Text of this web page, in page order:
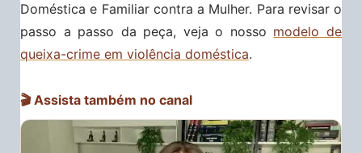
Doméstica e Familiar contra a Mulher. Para revisar o
passo a passo da peça, veja o nosso modelo de
queixa-crime em violência doméstica.
🎬 Assista também no canal